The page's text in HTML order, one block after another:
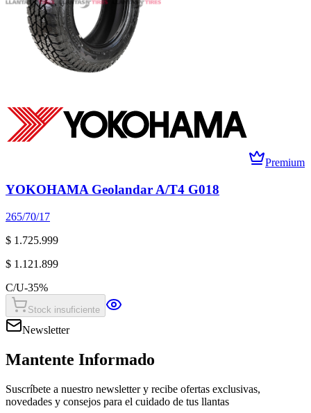
Premium
YOKOHAMA Geolandar A/T4 G018
265/70/17
$ 1.725.999
$ 1.121.899
C/U-35%
Stock insuficiente
Newsletter
Mantente Informado
Suscríbete a nuestro newsletter y recibe ofertas exclusivas,
novedades y consejos para el cuidado de tus llantas